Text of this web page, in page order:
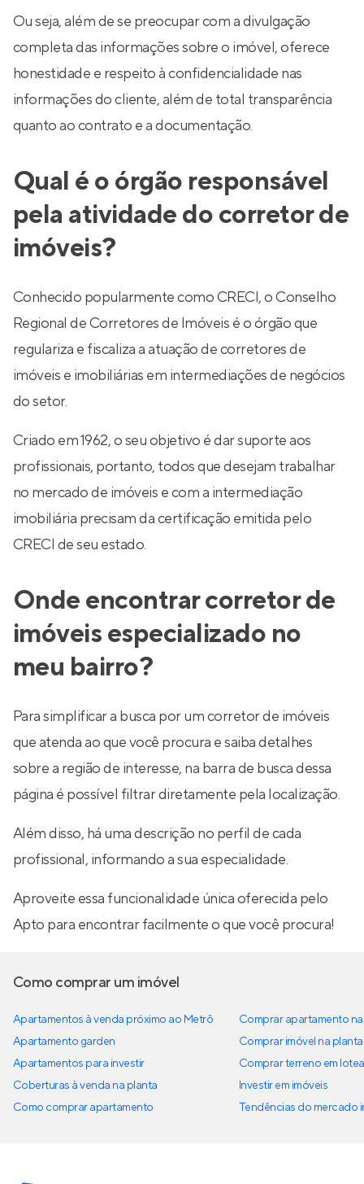
Ou seja, além de se preocupar com a divulgação
completa das informações sobre o imóvel, oferece
honestidade e respeito à confidencialidade nas
informações do cliente, além de total transparência
quanto ao contrato e a documentação.
Qual é o órgão responsável
pela atividade do corretor de
imóveis?
Conhecido popularmente como CRECI, o Conselho
Regional de Corretores de Imóveis é o órgão que
regulariza e fiscaliza a atuação de corretores de
imóveis e imobiliárias em intermediações de negócios
do setor.
Criado em 1962, o seu objetivo é dar suporte aos
profissionais, portanto, todos que desejam trabalhar
no mercado de imóveis e com a intermediação
imobiliária precisam da certificação emitida pelo
CRECI de seu estado.
Onde encontrar corretor de
imóveis especializado no
meu bairro?
Para simplificar a busca por um corretor de imóveis
que atenda ao que você procura e saiba detalhes
sobre a região de interesse, na barra de busca dessa
página é possível filtrar diretamente pela localização.
Além disso, há uma descrição no perfil de cada
profissional, informando a sua especialidade.
Aproveite essa funcionalidade única oferecida pelo
Apto para encontrar facilmente o que você procura!
Como comprar um imóvel
Apartamentos à venda próximo ao Metrô
Apartamento garden
Apartamentos para investir
Coberturas à venda na planta
Como comprar apartamento
Comprar apartamento
Comprar imóvel na planta
Comprar terreno em
Investir em imóveis
Tendências do mercado